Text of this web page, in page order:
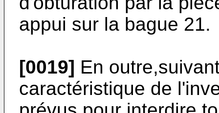
appui sur la bague 21.
[0019] En
caractéristique de